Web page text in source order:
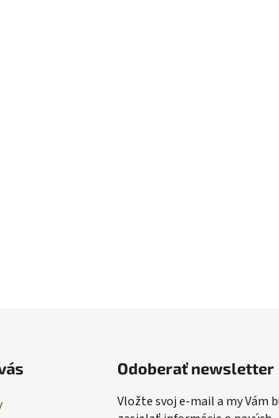
Odoberať newsletter
Vložte svoj e-mail a my Vám